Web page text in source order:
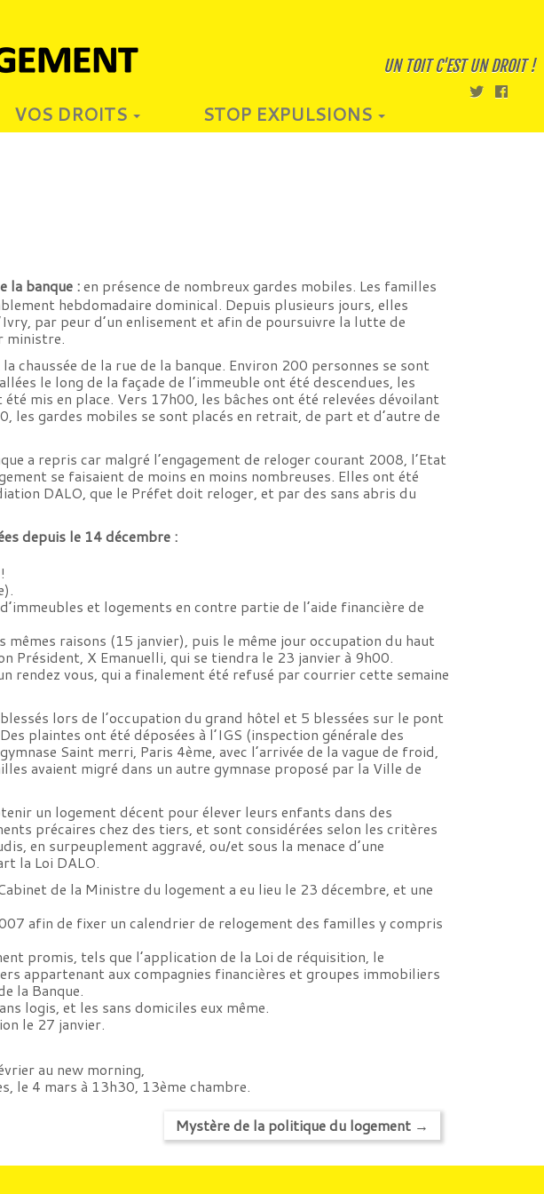
UN TOIT C'EST UN DROIT !
VOS DROITS STOP EXPULSIONS
la banque :en présence de nombreux gardes mobiles. Les familles
hebdomadaire dominical. Depuis plusieurs jours, elles
par peur d’un enlisement et afin de poursuivre la lutte de
ministre.
de la rue de la banque. Environ 200 personnes se sont
le long de la façade de l’immeuble ont été descendues, les
mis en place. Vers 17h00, les bâches ont été relevées dévoilant
les gardes mobiles se sont placés en retrait, de part et d’autre de
a repris car malgré l’engagement de reloger courant 2008, l’Etat
se faisaient de moins en moins nombreuses. Elles ont été
DALO, que le Préfet doit reloger, et par des sans abris du
depuis le 14 décembre :
et logements en contre partie de l’aide financière de
raisons (15 janvier), puis le même jour occupation du haut
Président, X Emanuelli, qui se tiendra le 23 janvier à 9h00.
vous, qui a finalement été refusé par courrier cette semaine
lors de l’occupation du grand hôtel et 5 blessées sur le pont
plaintes ont été déposées à l’IGS (inspection générale des
Saint merri, Paris 4ème, avec l’arrivée de la vague de froid,
avaient migré dans un autre gymnase proposé par la Ville de
un logement décent pour élever leurs enfants dans des
précaires chez des tiers, et sont considérées selon les critères
en surpeuplement aggravé, ou/et sous la menace d’une
la Loi DALO.
de la Ministre du logement a eu lieu le 23 décembre, et une
afin de fixer un calendrier de relogement des familles y compris
promis, tels que l’application de la Loi de réquisition, le
appartenant aux compagnies financières et groupes immobiliers
la Banque.
logis, et les sans domiciles eux même.
le 27 janvier.
au new morning,
le 4 mars à 13h30, 13ème chambre.
Mystère de la politique du logement →